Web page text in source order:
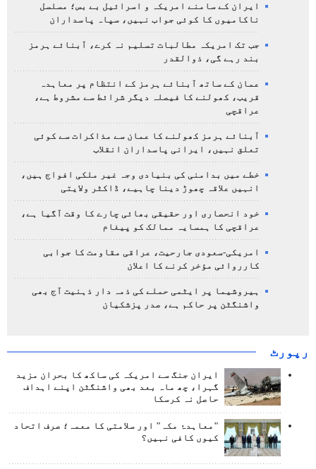
ایران کے سامنے امریکہ و اسرائیل بے بس؛ مسلسل
ناکامیوں کا کوئی جواب نہیں، سپاہ پاسداران
جب تک امریکہ مطالبات تسلیم نہ کرے، آبنائے ہرمز
بند رہے گی، ذوالقدر
عمان کے ساتھ آبنائے ہرمز کے انتظام پر معاہدہ
قریب، کھولنے کا فیصلہ دیگر شرائط سے مشروط ہے،
عراقچی
آبنائے ہرمز کھولنے کا عمان سے مذاکرات سے کوئی
تعلق نہیں، ایرانی پاسداران انقلاب
خطے میں بدامنی کی بنیادی وجہ غیر ملکی افواج ہیں،
انہیں علاقہ چھوڑ دینا چاہیے، ڈاکٹر ولایتی
خود انحصاری اور حقیقی بھائی چارے کا وقت آگیا ہے،
عراقچی کا ہمسایہ ممالک کو پیغام
امریکی-سعودی جارحیت، عراقی مقاومت کا جوابی
کارروائی مؤخر کرنے کا اعلان
ہیروشیما پر ایٹمی حملے کی ذمہ دار ذہنیت آج بھی
واشنگٹن پر حاکم ہے، صدر پزشکیان
رپورٹ
ایران جنگ سے امریکہ کی ساکھ کا بحران مزید
گہرا، چھ ماہ بعد بھی واشنگٹن اپنے اہداف
حاصل نہ کرسکا
"معاہدۂ مکہ" اور سلامتی کا معمہ؛ صرف اتحاد
کیوں کافی نہیں؟